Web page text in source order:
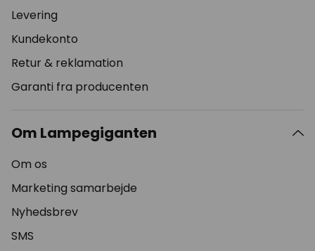
Levering
Kundekonto
Retur & reklamation
Garanti fra producenten
Om Lampegiganten
Om os
Marketing samarbejde
Nyhedsbrev
SMS